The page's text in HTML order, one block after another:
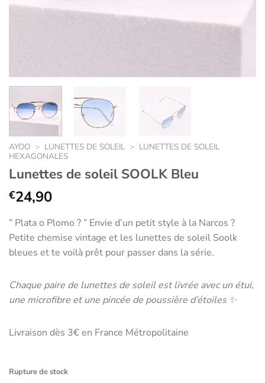
AYOO > LUNETTES DE SOLEIL > LUNETTES DE SOLEIL
HEXAGONALES
Lunettes de soleil SOOLK Bleu
€24,90
” Plata o Plomo ? ” Envie d’un petit style à la Narcos ?
Petite chemise vintage et les lunettes de soleil Soolk
bleues et te voilà prêt pour passer dans la série.
Chaque paire de lunettes de soleil est livrée avec un étui,
une microfibre et une pincée de poussière d’étoiles ✨
Livraison dès 3€ en France Métropolitaine
Rupture de stock